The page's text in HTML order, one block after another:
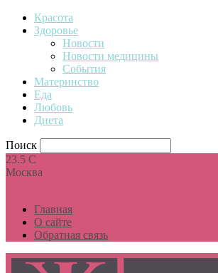
Красота
Здоровье
Новости
Новости медицины
События
Материнство
Еда
Любовь
Диета
Поиск
23.5 C
Москва
Главная
О сайте
Обратная связь